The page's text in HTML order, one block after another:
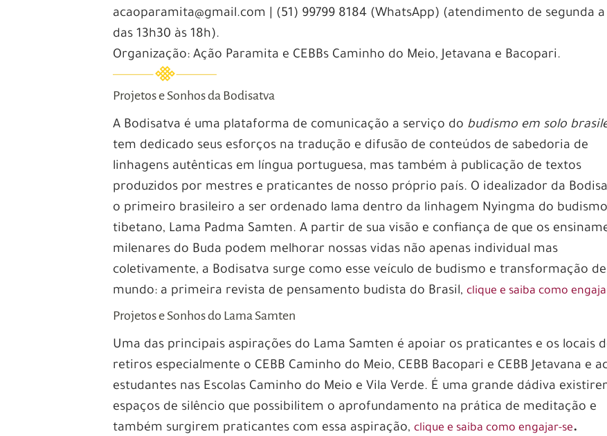
acaoparamita@gmail.com | (51) 99799 8184 (WhatsApp) (atendimento de segunda a
das 13h30 às 18h).
Organização: Ação Paramita e CEBBs Caminho do Meio, Jetavana e Bacopari.
Projetos e Sonhos da Bodisatva
A Bodisatva é uma plataforma de comunicação a serviço do budismo em solo
tem dedicado seus esforços na tradução e difusão de conteúdos de sabedoria de
linhagens autênticas em língua portuguesa, mas também à publicação de textos
produzidos por mestres e praticantes de nosso próprio país. O idealizador da
o primeiro brasileiro a ser ordenado lama dentro da linhagem Nyingma do budismo
tibetano, Lama Padma Samten. A partir de sua visão e confiança de que os
milenares do Buda podem melhorar nossas vidas não apenas individual mas
coletivamente, a Bodisatva surge como esse veículo de budismo e transformação de
mundo: a primeira revista de pensamento budista do Brasil,clique e saiba como
Projetos e Sonhos do Lama Samten
Uma das principais aspirações do Lama Samten é apoiar os praticantes e os locais
retiros especialmente o CEBB Caminho do Meio, CEBB Bacopari e CEBB Jetavana e
estudantes nas Escolas Caminho do Meio e Vila Verde. É uma grande dádiva
espaços de silêncio que possibilitem o aprofundamento na prática de meditação e
também surgirem praticantes com essa aspiração,clique e saiba como engajar-se.